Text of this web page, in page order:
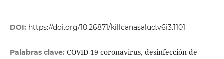
DOI: https://doi.org/10.26871/killcanasalud.v6i3.1101
Palabras clave: COVID-19 coronavirus, desinfección de